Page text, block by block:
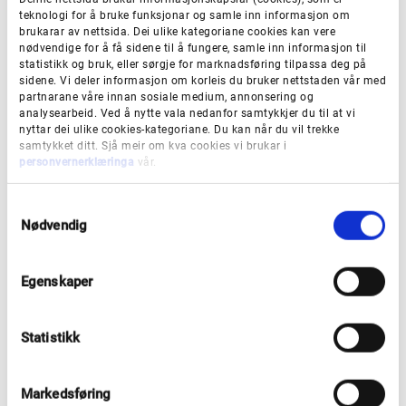
teknologi for å bruke funksjonar og samle inn informasjon om
brukarar av nettsida. Dei ulike kategoriane cookies kan vere
nødvendige for å få sidene til å fungere, samle inn informasjon til
statistikk og bruk, eller sørgje for marknadsføring tilpassa deg på
sidene. Vi deler informasjon om korleis du bruker nettstaden vår med
partnarane våre innan sosiale medium, annonsering og
analysearbeid. Ved å nytte vala nedanfor samtykkjer du til at vi
nyttar dei ulike cookies-kategoriane. Du kan når du vil trekke
samtykket ditt. Sjå meir om kva cookies vi brukar i
personvernerklæringa vår.
Nødvendig
Egenskaper
Statistikk
Markedsføring
time. Frivillig arbeid har blitt ein viktig del av kven eg
er, fortel prisvinnaren.
No håpar han prisen han inspirer fleire til å engasjere
seg i frivillig arbeid.
prisen kan inspirere fleire unge til å engasjere seg. Ein
viktigaste er at ein bryr seg og deltek i fellesskap. Det
for alle, slår Nzita fast.
26 nominasjonar